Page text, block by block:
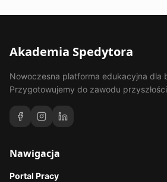
Akademia Spedytora
Nowoczesna platforma edukacyjna dla
Przygotowujemy do zawodu
Nawigacja
Portal Pracy